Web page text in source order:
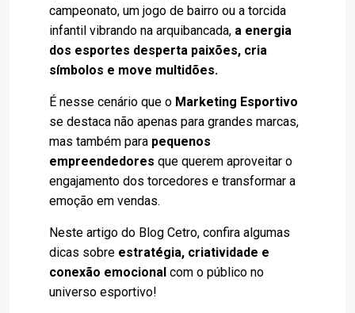
campeonato, um jogo de bairro ou a torcida
infantil vibrando na arquibancada, a energia
dos esportes desperta paixões, cria
símbolos e move multidões.
É nesse cenário que o Marketing Esportivo
se destaca não apenas para grandes marcas,
mas também para pequenos
empreendedores que querem aproveitar o
engajamento dos torcedores e transformar a
emoção em vendas.
Neste artigo do Blog Cetro, confira algumas
dicas sobre estratégia, criatividade e
conexão emocional com o público no
universo esportivo!